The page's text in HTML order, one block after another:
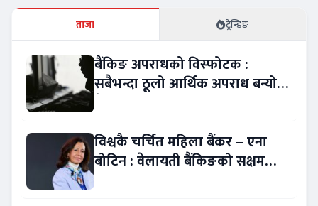
ताजा ट्रेन्डिङ
बैंकिङ अपराधको विस्फोटक :
सबैभन्दा ठूलो आर्थिक अपराध बन्यो
विश्वकै चर्चित महिला बैंकर – एना
बोटिन : वेलायती बैंकिङको सक्षम